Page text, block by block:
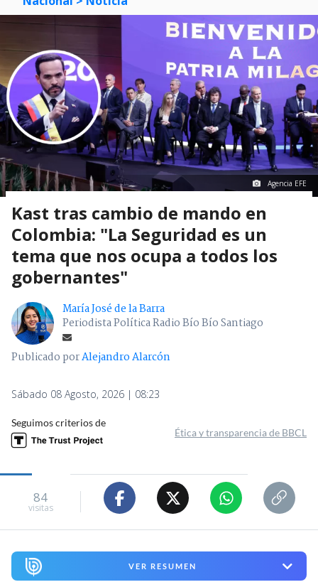
Agencia EFE
Kast tras cambio de mando en
Colombia: "La Seguridad es un
tema que nos ocupa a todos los
gobernantes"
María José de la Barra
Periodista Política Radio Bío Bío Santiago
Publicado porAlejandro Alarcón
Sábado 08 Agosto, 2026 | 08:23
Seguimos criterios de
Ética y transparencia de BBCL
84
visitas
VER RESUMEN